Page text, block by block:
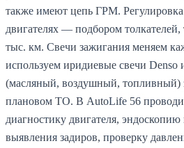
также имеют цепь ГРМ. Регулировка
двигателях — подбором толкателей,
тыс. км. Свечи зажигания меняем
используем иридиевые свечи
(масляный, воздушный, топливный)
плановом ТО. В AutoLife 56
диагностику двигателя,
выявления задиров, проверку